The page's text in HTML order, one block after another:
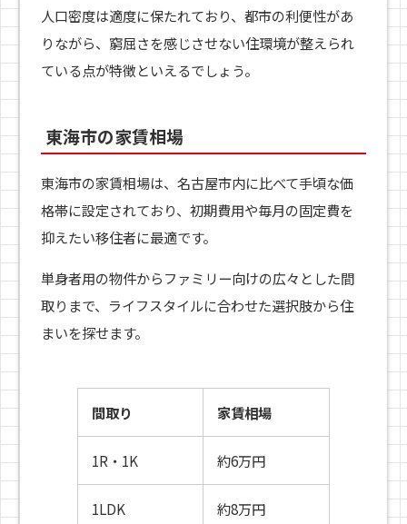
人口密度は適度に保たれており、都市の利便性があ
りながら、窮屈さを感じさせない住環境が整えられ
ている点が特徴といえるでしょう。
東海市の家賃相場
東海市の家賃相場は、名古屋市内に比べて手頃な価
格帯に設定されており、初期費用や毎月の固定費を
抑えたい移住者に最適です。
単身者用の物件からファミリー向けの広々とした間
取りまで、ライフスタイルに合わせた選択肢から住
まいを探せます。
間取り 家賃相場
1R・1K 約6万円
1LDK 約8万円